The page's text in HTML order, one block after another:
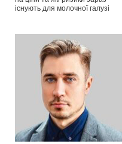
існують для молочної галузі